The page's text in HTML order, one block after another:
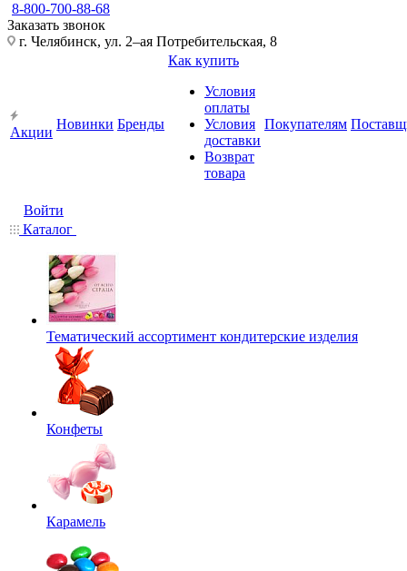
8-800-700-88-68
Заказать звонок
г. Челябинск, ул. 2–ая Потребительская, 8
Акции
Новинки Бренды
Как купить
Условия
оплаты
Условия
доставки
Возврат
товара
Покупателям
Войти
Каталог
Тематический ассортимент кондитерские изделия
Конфеты
Карамель